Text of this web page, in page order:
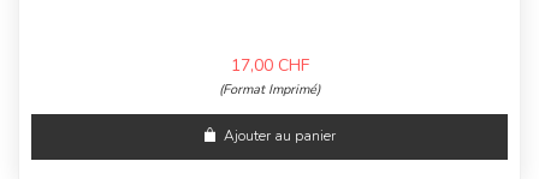
17,00 CHF
(Format Imprimé)
Ajouter au panier